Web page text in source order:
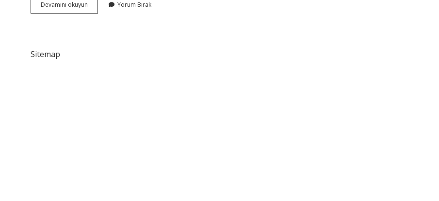
Devamını okuyun
Kaynaması
Yorum Bırak
Sitemap